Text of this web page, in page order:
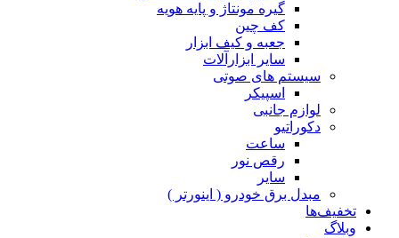
گیره مونتاژ و پایه هویه
کف چین
جعبه و کیف ابزار
سایر ابزارآلات
سیستم های صوتی
اسپیکر
لوازم جانبی
دکوراتیو
ساعت
رقص نور
سایر
مبدل برق خودرو ( اینورتر )
تخفیف‌ها
وبلاگ